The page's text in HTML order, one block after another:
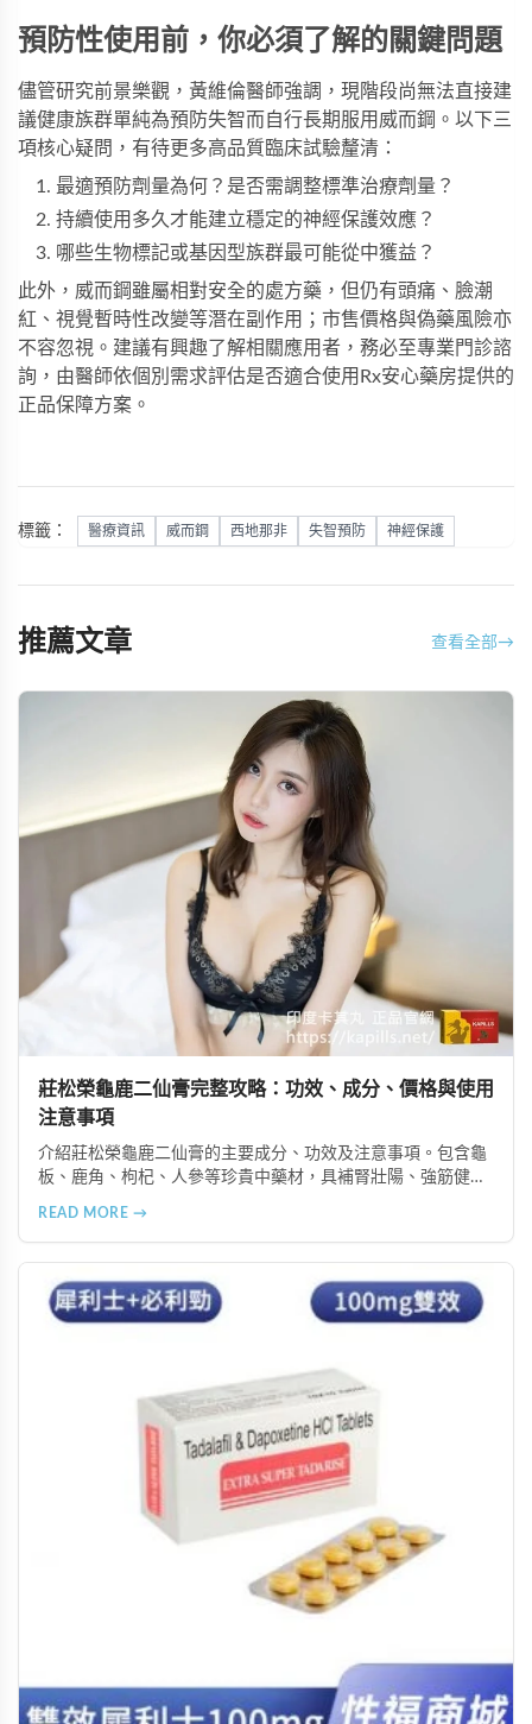
預防性使用前，你必須了解的關鍵問題
儘管研究前景樂觀，黃維倫醫師強調，現階段尚無法直接建
議健康族群單純為預防失智而自行長期服用威而鋼。以下三
項核心疑問，有待更多高品質臨床試驗釐清：
最適預防劑量為何？是否需調整標準治療劑量？
持續使用多久才能建立穩定的神經保護效應？
哪些生物標記或基因型族群最可能從中獲益？
此外，威而鋼雖屬相對安全的處方藥，但仍有頭痛、臉潮
紅、視覺暫時性改變等潛在副作用；市售價格與偽藥風險亦
不容忽視。建議有興趣了解相關應用者，務必至專業門診諮
詢，由醫師依個別需求評估是否適合使用 Rx安心藥房提供的
正品保障方案。
標籤： 醫療資訊 威而鋼 西地那非 失智預防 神經保護
推薦文章 查看全部→
莊松榮龜鹿二仙膏完整攻略：功效、成分、價格與使用
注意事項
介紹莊松榮龜鹿二仙膏的主要成分、功效及注意事項。包含龜
板、鹿角、枸杞、人參等珍貴中藥材，具補腎壯陽、強筋健
READ MORE →